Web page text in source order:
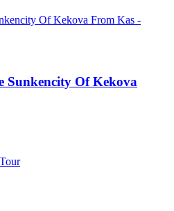
Sunkencity Of Kekova